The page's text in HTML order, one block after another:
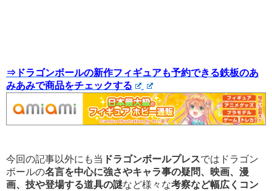
⇒ドラゴンボールの新作フィギュアも予約できる鉄板のあ
みあみで商品をチェックする
今回の記事以外にも当 ドラゴンボールプレスではドラゴン
ボールの名言を中心に強さやキャラ事の疑問、映画、漫
画、技や登場する道具の謎など様々な考察など幅広くコン